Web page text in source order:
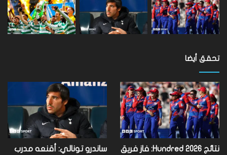
تحقق أيضا
نتائج Hundred 2026: فاز فريق
ساندرو تونالي: أقنعه مدرب